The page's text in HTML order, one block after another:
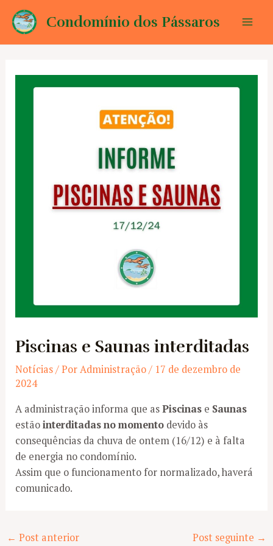
para
Condomínio dos Pássaros
Piscinas e Saunas interditadas
Notícias/ PorAdministração/ 17 de dezembro de
2024
A administração informa que asPiscinas e Saunas
estãointerditadas no momento devido às
consequências da chuva de ontem (16/12) e à falta
de energia no condomínio.
Assim que o funcionamento for normalizado, haverá
comunicado.
Post
← Post anterior Post seguinte →